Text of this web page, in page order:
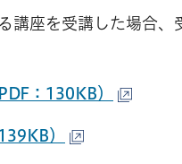
座を受講した場合、
：130KB）
）